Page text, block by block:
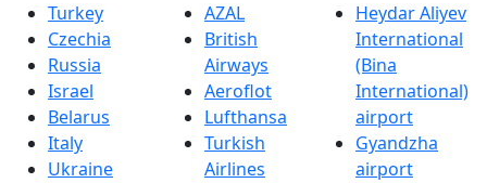
Turkey
Czechia
Russia
Israel
Belarus
Italy
Ukraine
AZAL
British
Airways
Aeroflot
Lufthansa
Turkish
Airlines
Heydar Aliyev
International
(Bina
International)
airport
Gyandzha
airport